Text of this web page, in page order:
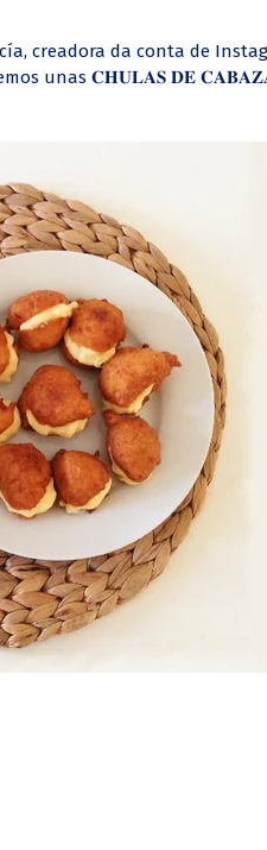
creadora da conta de
unas 𝐂𝐇𝐔𝐋𝐀𝐒 𝐃𝐄